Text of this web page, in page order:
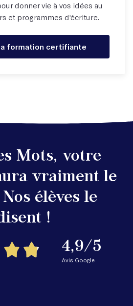
donner vie à vos idées au
et programmes d'écriture.
formation certifiante
Mots, votre
vraiment le
élèves le
!
4,9/5
Avis Google